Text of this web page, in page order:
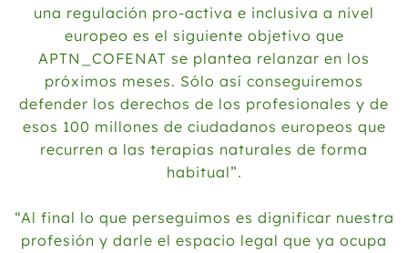
una regulación pro-activa e inclusiva a nivel
europeo es el siguiente objetivo que
APTN_COFENAT se plantea relanzar en los
próximos meses. Sólo así conseguiremos
defender los derechos de los profesionales y de
esos 100 millones de ciudadanos europeos que
recurren a las terapias naturales de forma
habitual”.
“Al final lo que perseguimos es dignificar nuestra
profesión y darle el espacio legal que ya ocupa